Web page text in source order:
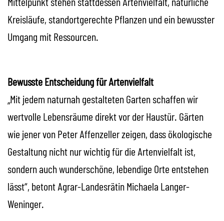
Kreisläufe, standortgerechte Pflanzen und ein bewusster
Umgang mit Ressourcen.
Bewusste Entscheidung für Artenvielfalt
„Mit jedem naturnah gestalteten Garten schaffen wir
wertvolle Lebensräume direkt vor der Haustür. Gärten
wie jener von Peter Affenzeller zeigen, dass ökologische
Gestaltung nicht nur wichtig für die Artenvielfalt ist,
sondern auch wunderschöne, lebendige Orte entstehen
lässt“, betont Agrar-Landesrätin Michaela Langer-
Weninger.